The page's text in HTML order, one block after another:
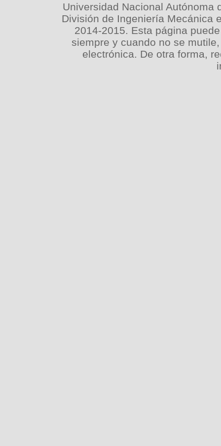
Universidad Nacional Autónoma
División de Ingeniería Mecánica
2014-2015. Esta página
siempre y cuando no se
electrónica. De otra forma,